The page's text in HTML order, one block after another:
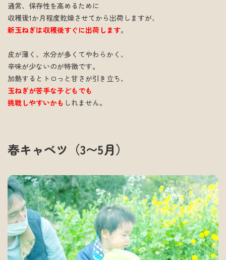
通常、保存性を高めるために
収穫後1か月程度乾燥させてから出荷しますが、
新玉ねぎは収穫後すぐに出荷します。
皮が薄く、水分が多くてやわらかく、
辛味が少ないのが特徴です。
加熱するとトロっと甘さが引き立ち、
玉ねぎが苦手な子どもでも
挑戦しやすいかも しれません。
春キャベツ（3〜5月）